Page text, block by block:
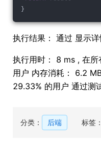
}
执行结果： 通过 显示
执行用时： 8 ms , 在
用户 内存消耗： 6.2
29.33% 的用户 通过测
分类： 后端 标签：